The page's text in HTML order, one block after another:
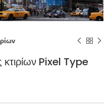
Pixel Type